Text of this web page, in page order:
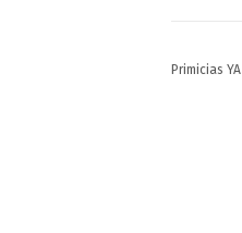
Primicias YA